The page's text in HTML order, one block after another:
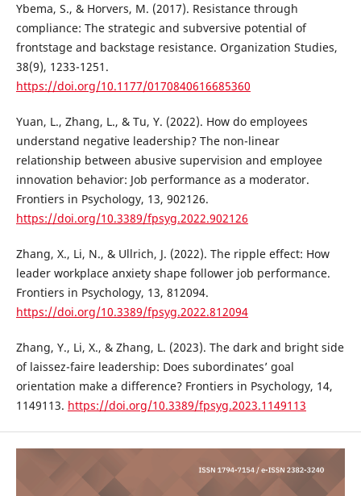
Ybema, S., & Horvers, M. (2017). Resistance through
compliance: The strategic and subversive potential of
frontstage and backstage resistance. Organization Studies,
38(9), 1233-1251.
https://doi.org/10.1177/0170840616685360
Yuan, L., Zhang, L., & Tu, Y. (2022). How do employees
understand negative leadership? The non-linear
relationship between abusive supervision and employee
innovation behavior: Job performance as a moderator.
Frontiers in Psychology, 13, 902126.
https://doi.org/10.3389/fpsyg.2022.902126
Zhang, X., Li, N., & Ullrich, J. (2022). The ripple effect: How
leader workplace anxiety shape follower job performance.
Frontiers in Psychology, 13, 812094.
https://doi.org/10.3389/fpsyg.2022.812094
Zhang, Y., Li, X., & Zhang, L. (2023). The dark and bright side
of laissez-faire leadership: Does subordinates’ goal
orientation make a difference? Frontiers in Psychology, 14,
1149113. https://doi.org/10.3389/fpsyg.2023.1149113